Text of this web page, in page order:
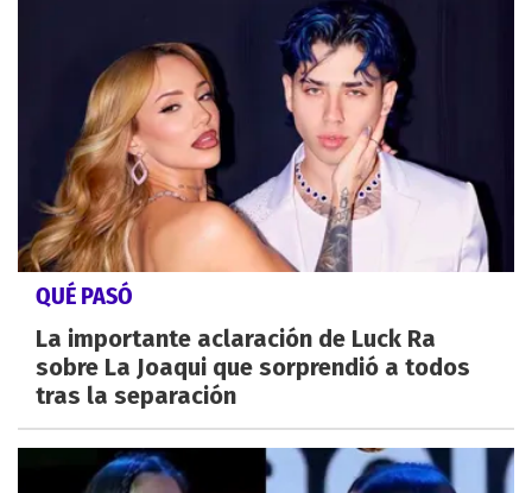
QUÉ PASÓ
La importante aclaración de Luck Ra
sobre La Joaqui que sorprendió a todos
tras la separación